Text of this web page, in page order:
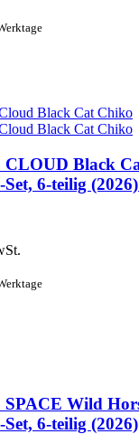
CLOUD Black
Set, 6-teilig
SPACE Wild
6-teilig (2026)